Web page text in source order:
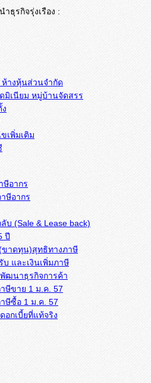
ธุรกิจรุ่งเรือง :
างหุ้นส่วนจำกัด
เนียม หมู่บ้านจัดสรร
เพิ่มเติม
อากร
ษีอากร
บ (Sale & Lease back)
ปี
าดทุน)สุทธิทางภาษี
และเงินเพิ่มภาษี
ฒนาธุรกิจการค้า
ษีขาย 1 ม.ค. 57
กเบี้ยที่แท้จริง